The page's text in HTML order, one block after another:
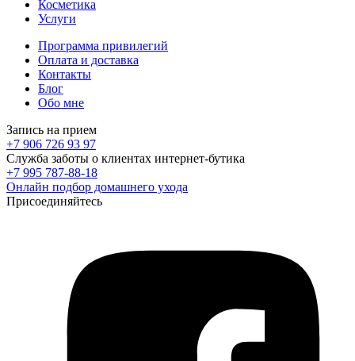
Косметика
Услуги
Программа привилегий
Оплата и доставка
Контакты
Блог
Обо мне
Запись на прием
+7 906 726 93 97
Служба заботы о клиентах интернет-бутика
+7 995 787-88-18
Онлайн подбор домашнего ухода
Присоединяйтесь